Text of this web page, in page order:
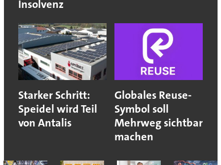
Insolvenz
Starker Schritt:
Speidel wird Teil
von Antalis
Globales Reuse-
Symbol soll
Mehrweg sichtbar
machen